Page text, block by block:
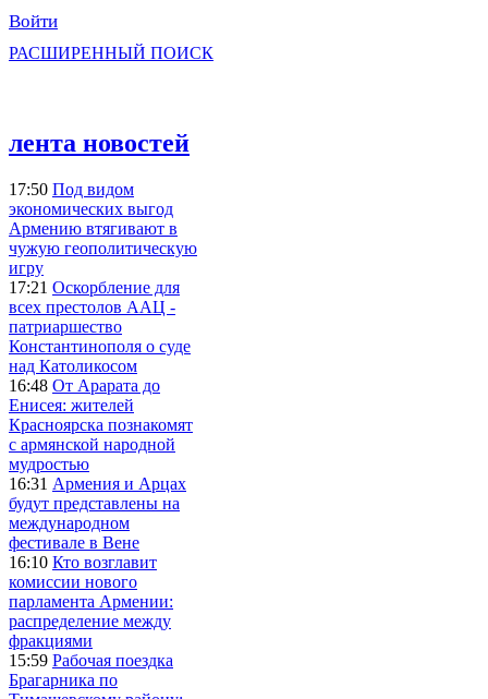
Войти
РАСШИРЕННЫЙ ПОИСК
лента новостей
17:50 Под видом
экономических выгод
Армению втягивают в
чужую геополитическую
игру
17:21 Оскорбление для
всех престолов ААЦ -
патриаршество
Константинополя о суде
над Католикосом
16:48 От Арарата до
Енисея: жителей
Красноярска познакомят
с армянской народной
мудростью
16:31 Армения и Арцах
будут представлены на
международном
фестивале в Вене
16:10 Кто возглавит
комиссии нового
парламента Армении:
распределение между
фракциями
15:59 Рабочая поездка
Брагарника по